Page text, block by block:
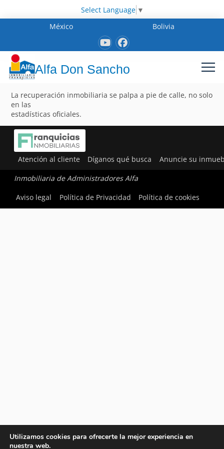
Select Language ▼
México
Bolivia
Alfa Don Sancho
La recuperación inmobiliaria se palpa a pie de calle, no solo
en las
estadísticas oficiales.
Atención al cliente Díganos qué busca Anuncie su
Inmobiliaria de Administradores Alfa
Aviso legal
Política de Privacidad Política de cookies
Utilizamos cookies para ofrecerte la mejor experiencia en
nuestra web.